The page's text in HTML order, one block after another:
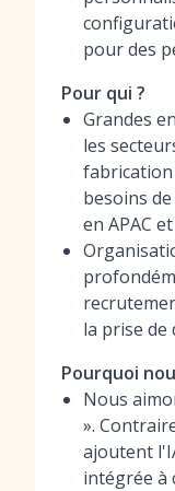
pour des
Pour qui ?
Grandes
les
fabrication
besoins
en APAC
la prise de
Pourquoi
Nous
».
ajoutent
intégrée à